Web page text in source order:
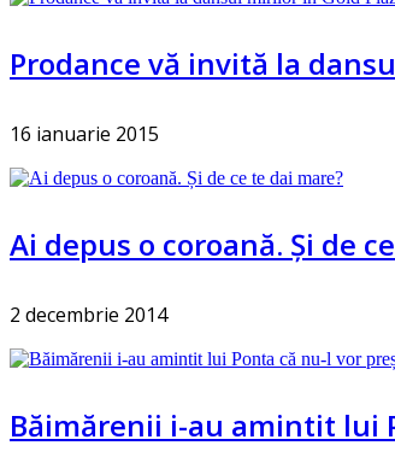
Prodance vă invită la
16 ianuarie 2015
Ai depus o coroană. Și de
2 decembrie 2014
Băimărenii i-au amintit lui